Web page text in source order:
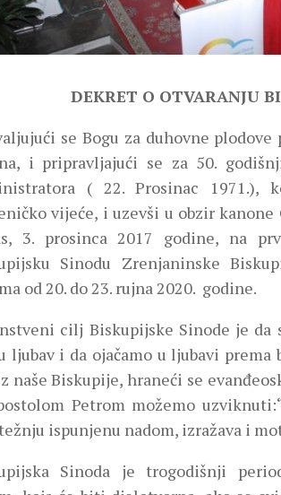
DEKRET O OTVARANJU
se Bogu za duhovne
i pripravljajući se za 50.
( 22. Prosinac 1971.),
vijeće, i uzevši u obzir
3. prosinca 2017 godine, na
Sinodu Zrenjaninske
od 20. do 23. rujna 2020. godine.
cilj Biskupijske Sinode je
ljubav i da ojačamo u ljubavi
naše Biskupije, hraneći se
Petrom možemo
ispunjenu nadom, izražava i
Sinoda je trogodišnji